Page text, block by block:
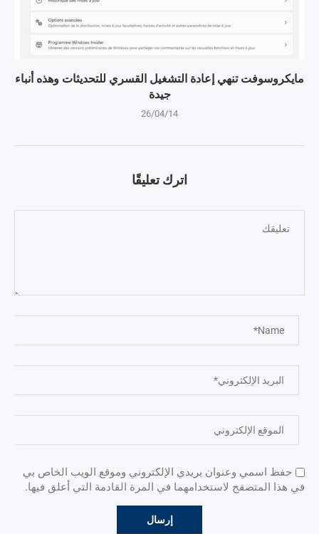
مايكروسوفت تنهي إعادة التشغيل القسري للتحديثات وهذه أنباء
جيدة
26/04/14
اترك تعليقًا
حفظ اسمي وعنوان بريدي الإلكتروني وموقع الويب الخاص بي
في هذا المتصفح لاستخدامهما في المرة القادمة التي أعلق فيها.